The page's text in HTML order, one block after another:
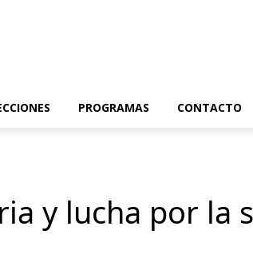
PROGRAMAS CONTACTO
y lucha por la